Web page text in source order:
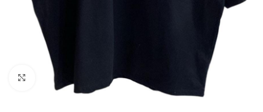
Click to enlarge